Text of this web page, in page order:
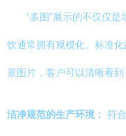
“多图”展示的不仅仅
饮通常拥有规模化、标准
景图片，客户可以清晰看到
洁净规范的生产环境： 符